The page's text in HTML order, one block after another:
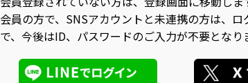
会員の方で、SNSアカウントと未連携の方は、
で、今後はID、パスワードのご入力が不要となり